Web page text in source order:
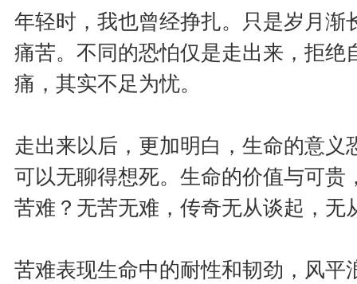
年轻时，我也曾经挣扎。只是岁月
痛苦。不同的恐怕仅是走出来，拒
痛，其实不足为忧。
走出来以后，更加明白，生命的意
可以无聊得想死。生命的价值与可
苦难？无苦无难，传奇无从谈起，
苦难表现生命中的耐性和韧劲，风